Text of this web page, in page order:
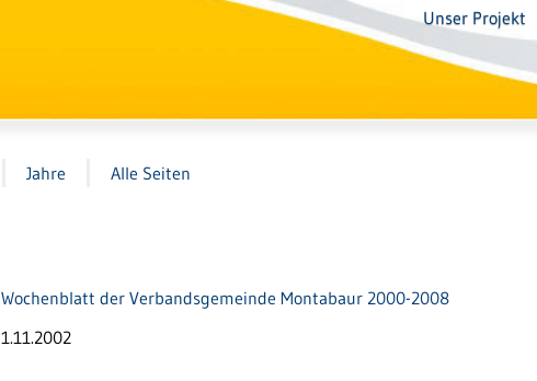
Unser Projekt
Jahre Alle Seiten
Wochenblatt der Verbandsgemeinde Montabaur 2000-2008
1.11.2002